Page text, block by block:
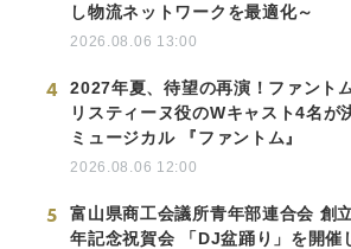
し物流ネットワークを最適化～
2026.08.06 13:00
4
2027年夏、待望の再演！ファント
リスティーヌ役のWキャスト4名が
ミュージカル 『ファントム』
2026.08.06 12:00
5
富山県商工会議所青年部連合会 創
年記念祝賀会 「DJ盆踊り」を開催